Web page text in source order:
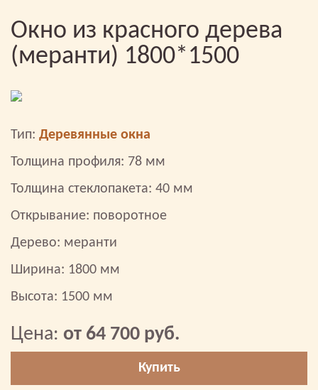
Окно из красного дерева
(меранти) 1800*1500
Тип: Деревянные окна
Толщина профиля: 78 мм
Толщина стеклопакета: 40 мм
Открывание: поворотное
Дерево: меранти
Ширина: 1800 мм
Высота: 1500 мм
Цена: от 64 700 руб.
Купить